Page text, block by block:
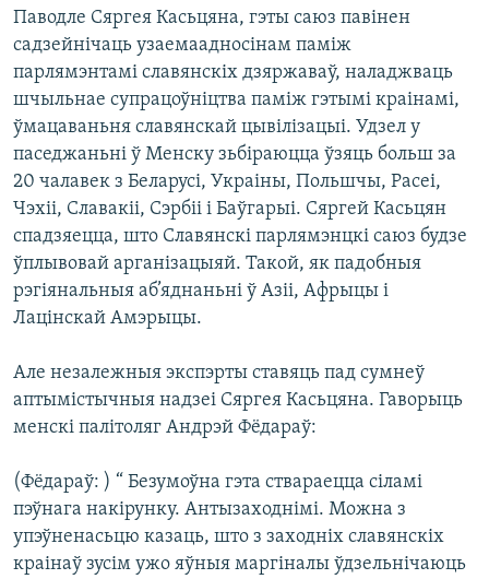
Паводле Сяргея Касьцяна, гэты саюз павінен
садзейнічаць узаемаадносінам паміж
парлямэнтамі славянскіх дзяржаваў, наладжваць
шчыльнае супрацоўніцтва паміж гэтымі краінамі,
ўмацаваньня славянскай цывілізацыі. Удзел у
паседжаньні ў Менску зьбіраюцца ўзяць больш за
20 чалавек з Беларусі, Украіны, Польшчы, Расеі,
Чэхіі, Славакіі, Сэрбіі і Баўгарыі. Сяргей Касьцян
спадзяецца, што Славянскі парлямэнцкі саюз будзе
ўплывовай арганізацыяй. Такой, як падобныя
рэгіянальныя аб’яднаньні ў Азіі, Афрыцы і
Лацінскай Амэрыцы.
Але незалежныя экспэрты ставяць пад сумнеў
аптымістычныя надзеі Сяргея Касьцяна. Гаворыць
менскі палітоляг Андрэй Фёдараў:
(Фёдараў: ) “ Безумоўна гэта ствараецца сіламі
пэўнага накірунку. Антызаходнімі. Можна з
упэўненасьцю казаць, што з заходніх славянскіх
краінаў зусім ужо яўныя маргіналы ўдзельнічаюць